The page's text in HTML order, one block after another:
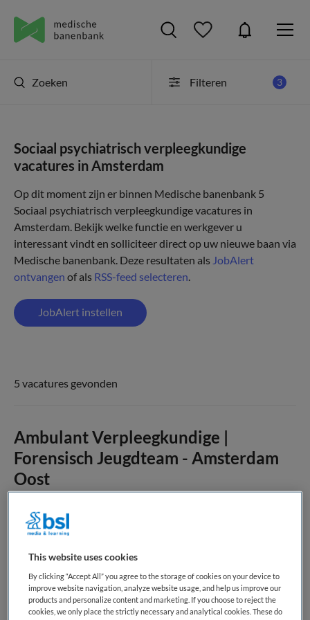
Zoeken Filteren 3
Sociaal psychiatrisch verpleegkundige
vacatures in Amsterdam
Op dit moment zijn er binnen Medische banenbank 5
Sociaal psychiatrisch verpleegkundige vacatures in
Amsterdam. Bekijk welke functie en werkgever u
interessant vindt en solliciteer direct op uw nieuwe baan via
Medische banenbank. Deze resultaten als JobAlert
ontvangen of als RSS-feed selecteren.
JobAlert instellen
5 vacatures gevonden
Ambulant Verpleegkundige |
Forensisch Jeugdteam - Amsterdam
Oost
Inforsa,Amsterdam
Fulltime
Tijdelijk met uitzicht op vast
This website uses cookies
By clicking “Accept All” you agree to the storage of cookies on your device to
improve website navigation, analyze website usage, and help us improve our
products and personalize content and marketing. If you choose to reject the
cookies, we only place the strictly necessary and analytical cookies. These do